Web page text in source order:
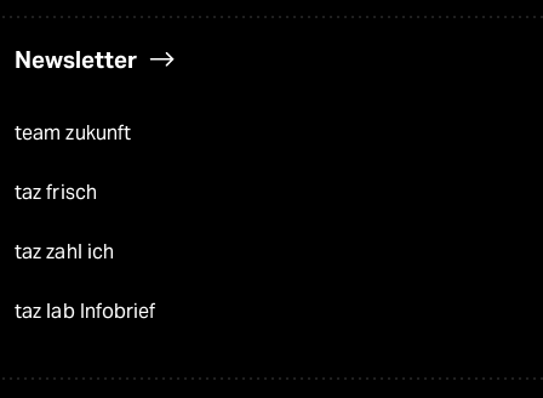
Newsletter
team zukunft
taz frisch
taz zahl ich
taz lab Infobrief